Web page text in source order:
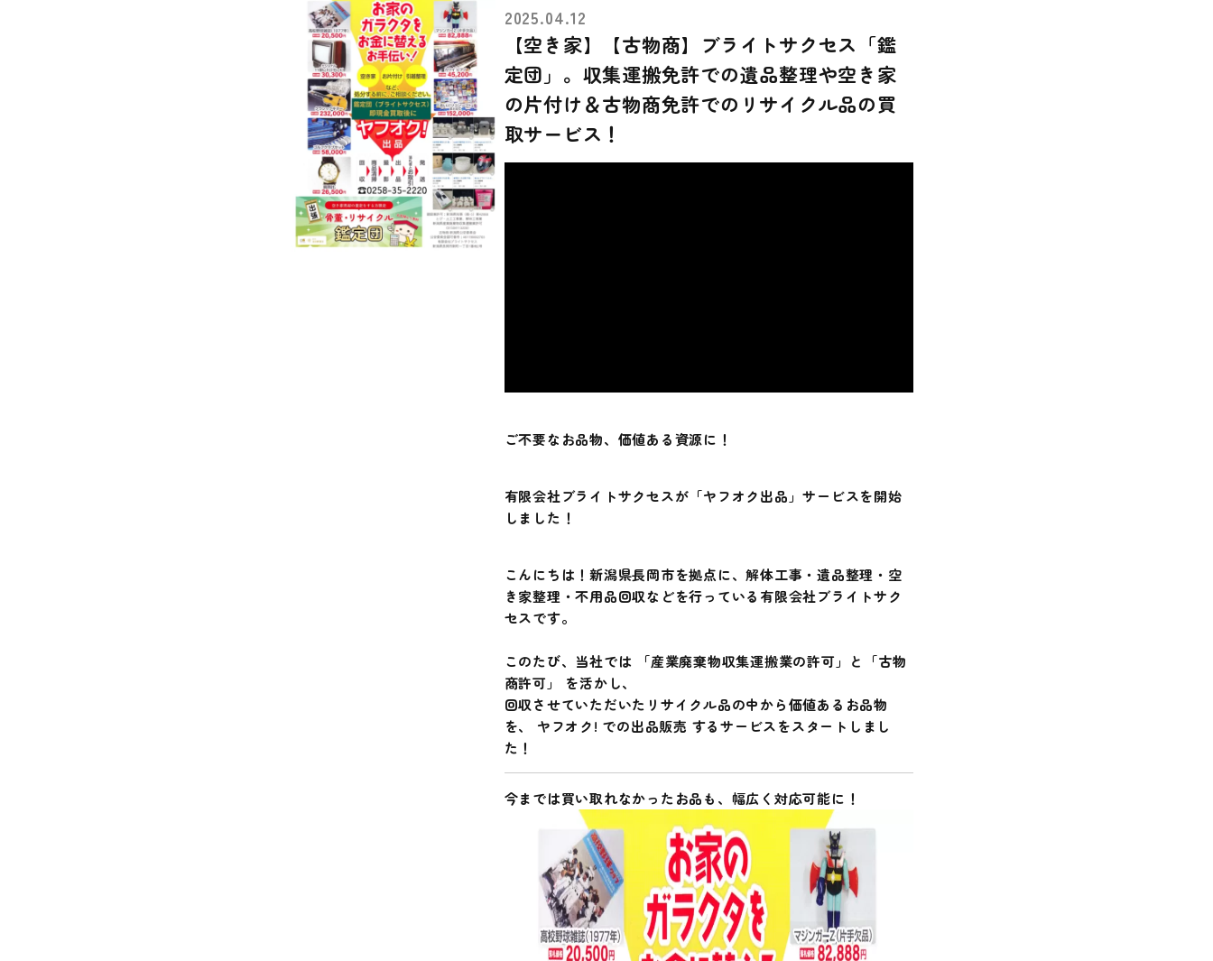
2025.04.12
【空き家】【古物商】ブライトサクセス「鑑
定団」。収集運搬免許での遺品整理や空き家
の片付け＆古物商免許でのリサイクル品の買
取サービス！
ご不要なお品物、価値ある資源に！
有限会社ブライトサクセスが「ヤフオク出品」サービスを開始
しました！
こんにちは！新潟県長岡市を拠点に、解体工事・遺品整理・空
き家整理・不用品回収などを行っている有限会社ブライトサク
セスです。
このたび、当社では
「産業廃棄物収集運搬業の許可」と「古物
商許可」
を活かし、
回収させていただいたリサイクル品の中から価値あるお品物
を、 ヤフオク! での出品販売 するサービスをスタートしまし
た！
今までは買い取れなかったお品も、幅広く対応可能に！